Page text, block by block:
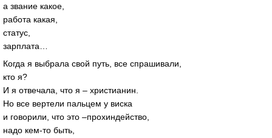
а звание какое,
работа какая,
статус,
зарплата…
Когда я выбрала свой путь, все спрашивали,
кто я?
И я отвечала, что я – христианин.
Но все вертели пальцем у виска
и говорили, что это –прохиндейство,
надо кем-то быть,